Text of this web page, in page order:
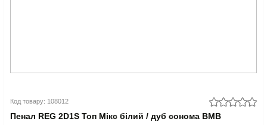
Код товару: 108012
Пенал REG 2D1S Топ Мікс білий / дуб сонома ВМВ